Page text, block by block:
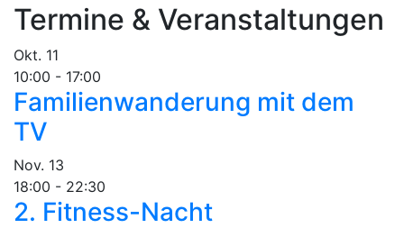
Termine & Veranstaltungen
Okt. 11
10:00 - 17:00
Familienwanderung mit dem
TV
Nov. 13
18:00 - 22:30
2. Fitness-Nacht